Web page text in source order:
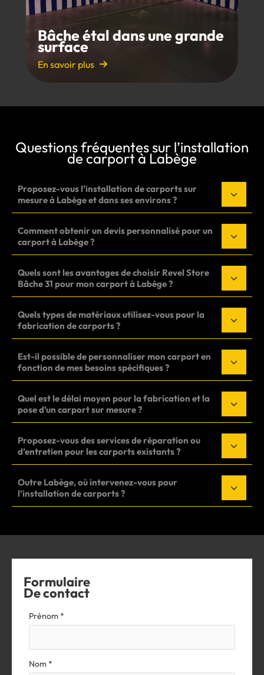
Bâche étal dans une grande
surface
En savoir plus
Questions fréquentes sur l’installation
de carport à Labège
Proposez-vous l’installation de carports sur
mesure à Labège et dans ses environs ?
Comment obtenir un devis personnalisé pour un
carport à Labège ?
Quels sont les avantages de choisir Revel Store
Bâche 31 pour mon carport à Labège ?
Quels types de matériaux utilisez-vous pour la
fabrication de carports ?
Est-il possible de personnaliser mon carport en
fonction de mes besoins spécifiques ?
Quel est le délai moyen pour la fabrication et la
pose d’un carport sur mesure ?
Proposez-vous des services de réparation ou
d’entretien pour les carports existants ?
Outre Labège, où intervenez-vous pour
l’installation de carports ?
Formulaire
De contact
Formulaire
simple
Prénom *
Nom *